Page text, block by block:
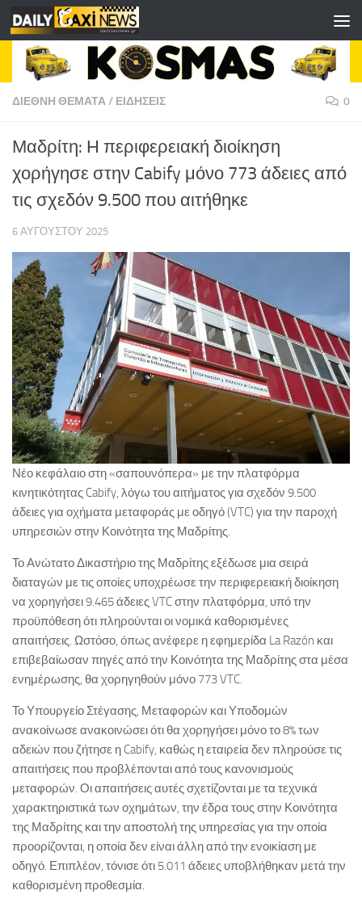
Skip to content
ΔΙΕΘΝΗ ΘΕΜΑΤΑ/ ΕΙΔΗΣΕΙΣ 0
Μαδρίτη: Η περιφερειακή διοίκηση
χορήγησε στην Cabify μόνο 773 άδειες από
τις σχεδόν 9.500 που αιτήθηκε
6 ΑΥΓΟΎΣΤΟΥ 2025
Νέο κεφάλαιο στη «σαπουνόπερα» με την πλατφόρμα
κινητικότητας Cabify, λόγω του αιτήματος για σχεδόν 9.500
άδειες για οχήματα μεταφοράς με οδηγό (VTC) για την παροχή
υπηρεσιών στην Κοινότητα της Μαδρίτης.
Το Ανώτατο Δικαστήριο της Μαδρίτης εξέδωσε μια σειρά
διαταγών με τις οποίες υποχρέωσε την περιφερειακή διοίκηση
να χορηγήσει 9.465 άδειες VTC στην πλατφόρμα, υπό την
προϋπόθεση ότι πληρούνται οι νομικά καθορισμένες
απαιτήσεις. Ωστόσο, όπως ανέφερε η εφημερίδα La Razón και
επιβεβαίωσαν πηγές από την Κοινότητα της Μαδρίτης στα μέσα
ενημέρωσης, θα χορηγηθούν μόνο 773 VTC.
Το Υπουργείο Στέγασης, Μεταφορών και Υποδομών
ανακοίνωσε ανακοινώσει ότι θα χορηγήσει μόνο το 8% των
αδειών που ζήτησε η Cabify, καθώς η εταιρεία δεν πληρούσε τις
απαιτήσεις που προβλέπονται από τους κανονισμούς
μεταφορών. Οι απαιτήσεις αυτές σχετίζονται με τα τεχνικά
χαρακτηριστικά των οχημάτων, την έδρα τους στην Κοινότητα
της Μαδρίτης και την αποστολή της υπηρεσίας για την οποία
προορίζονται, η οποία δεν είναι άλλη από την ενοικίαση με
οδηγό. Επιπλέον, τόνισε ότι 5.011 άδειες υποβλήθηκαν μετά την
καθορισμένη προθεσμία.